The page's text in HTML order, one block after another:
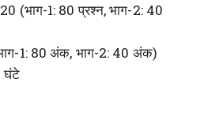
(भाग-1: 80 प्रश्न, भाग-2: 40
1: 80 अंक, भाग-2: 40 अंक)
घंटे